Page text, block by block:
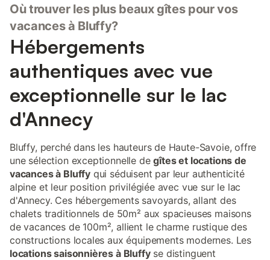
et poêle à bois 🌞 Extérieurs Terrasse de 30 m² avec mobilier
extérieur Balcon Terrain d’environ 150 m² Un espace idéal pour
profiter des beaux jours, prendre ses repas dehors ou
simplement se détendre après une journée d’activités. 📍 Accès
🕑 À 15 minutes d’Annecy 🏖️ À 5 minutes des plages de
Menthon-Saint-Bernard et Talloires 🎿 À 30 minutes des stations
de La Clusaz et du Grand-Bornand ✈️ À 45 minutes de Genève
🚍 Arrêt de car à proximité 🗓️ À proximité 🏖️ Plages du lac
d’Annecy 🚴 Pistes cyclables & location de vélos 🪂 Parapente
(col de la Forclaz à proximité) 🥾 Randonnées (Dents d
Où trouver les plus beaux gîtes pour vos
vacances à Bluffy?
Hébergements
authentiques avec vue
exceptionnelle sur le lac
d'Annecy
Bluffy, perché dans les hauteurs de Haute-Savoie, offre
une sélection exceptionnelle degîtes et locations de
vacances à Bluffy qui séduisent par leur authenticité
alpine et leur position privilégiée avec vue sur le lac
d'Annecy. Ces hébergements savoyards, allant des
chalets traditionnels de 50m² aux spacieuses maisons
de vacances de 100m², allient le charme rustique des
constructions locales aux équipements modernes. Les
locations saisonnières à Bluffyse distinguent